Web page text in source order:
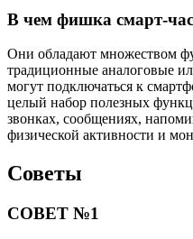
В чем фишка смарт-
Они обладают множеством
традиционные аналоговые
могут подключаться к
целый набор полезных
звонках, сообщениях,
физической активности и
Советы
СОВЕТ №1